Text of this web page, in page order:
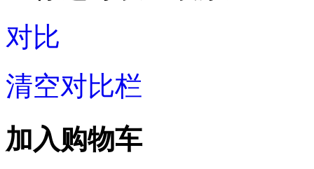
对比
清空对比栏
加入购物车